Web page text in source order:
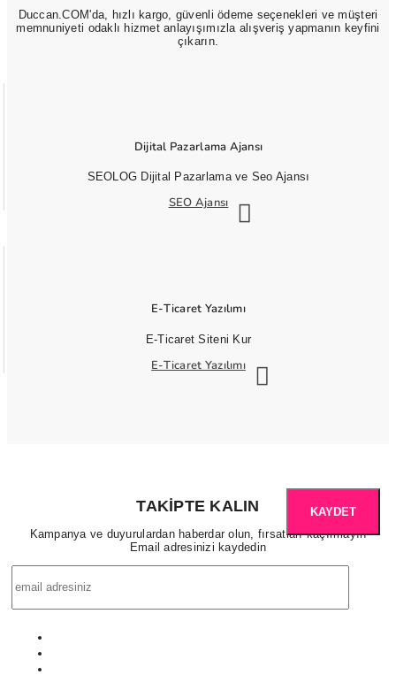
Duccan.COM'da, hızlı kargo, güvenli ödeme seçenekleri ve müşteri
memnuniyeti odaklı hizmet anlayışımızla alışveriş yapmanın keyfini
çıkarın.
Dijital Pazarlama Ajansı
SEOLOG Dijital Pazarlama ve Seo Ajansı
SEO Ajansı
E-Ticaret Yazılımı
E-Ticaret Siteni Kur
E-Ticaret Yazılımı
TAKIPTE KALIN
Kampanya ve duyurulardan haberdar olun, fırsatları kaçırmayın
Email adresinizi kaydedin
KAYDET